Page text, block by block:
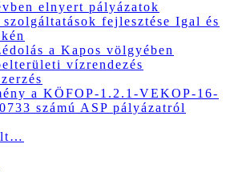
elnyert pályázatok
szolgáltatások fejlesztése Igal és
a Kapos völgyében
vízrendezés
a KÖFOP-1.2.1-VEKOP-16-
számú ASP pályázatról